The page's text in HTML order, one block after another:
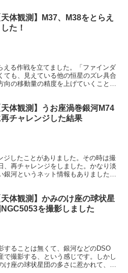
天体観測】M37、M38をとらえ
した！
える作戦を立てました。「ファインダ
ても、見えている他の恒星のズレ具合
の移動量の精度を上げていくことが
天体観測】うお座渦巻銀河M74
再チャレンジした結果
ジしたことがありました。その時は撮
、再チャレンジをしました。かなり淡
銀河というネット情報もありました
天体観測】かみのけ座の球状星
NGC5053を撮影しました
することは無くて、銀河などのDSO
で撮影する、という感じです。しかし
座の球状星団の多さに惹かれて、星